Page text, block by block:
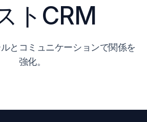
トCRM
とコミュニケーションで関係を
強化。